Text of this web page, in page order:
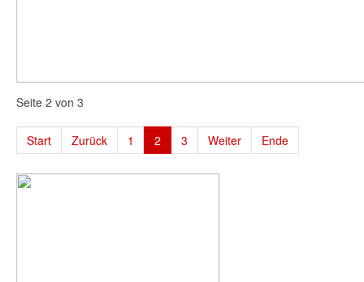
Seite 2 von 3
Start Zurück 1 2 3 Weiter Ende